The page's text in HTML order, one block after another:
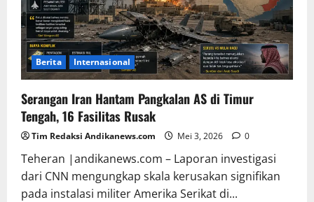
Berita Internasional
Serangan Iran Hantam Pangkalan AS di Timur
Tengah, 16 Fasilitas Rusak
Tim Redaksi Andikanews.com Mei 3, 2026 0
Teheran |andikanews.com – Laporan investigasi
dari CNN mengungkap skala kerusakan signifikan
pada instalasi militer Amerika Serikat di...